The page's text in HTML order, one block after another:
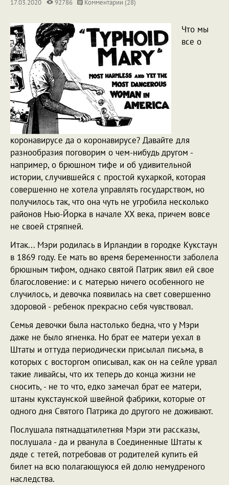
17.03.2020 92786 Комментарии (28)
Что мы
все о
коронавирусе да о коронавирусе? Давайте для
разнообразия поговорим о чем-нибудь другом -
например, о брюшном тифе и об удивительной
истории, случившейся с простой кухаркой, которая
совершенно не хотела управлять государством, но
получилось так, что она чуть не угробила несколько
районов Нью-Йорка в начале XX века, причем вовсе
не своей стряпней.
Итак... Мэри родилась в Ирландии в городке Кукстаун
в 1869 году. Ее мать во время беременности заболела
брюшным тифом, однако святой Патрик явил ей свое
благословение: и с матерью ничего особенного не
случилось, и девочка появилась на свет совершенно
здоровой - ребенок прекрасно себя чувствовал.
Семья девочки была настолько бедна, что у Мэри
даже не было ягненка. Но брат ее матери уехал в
Штаты и оттуда периодически присылал письма, в
которых с восторгом описывал, как он на сейле урвал
такие ливайсы, что их теперь до конца жизни не
сносить, - не то что, едко замечал брат ее матери,
штаны кукстаунской швейной фабрики, которые от
одного дня Святого Патрика до другого не доживают.
Послушала пятнадцатилетняя Мэри эти рассказы,
послушала - да и рванула в Соединенные Штаты к
дяде с тетей, потребовав от родителей купить ей
билет на всю полагающуюся ей долю немудреного
наследства.